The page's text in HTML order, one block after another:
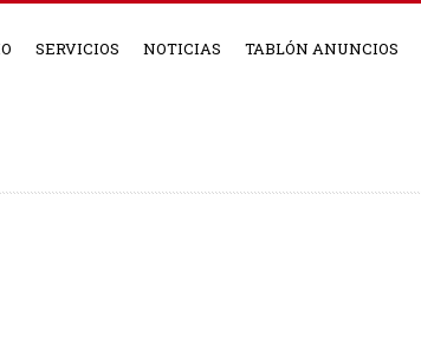
SERVICIOS NOTICIAS TABLÓN ANUNCIOS